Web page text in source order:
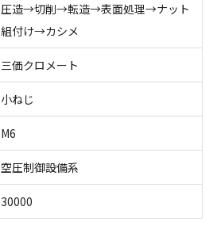
圧造→切削→転造→表面処理→ナット
組付け→カシメ
三価クロメート
小ねじ
M6
空圧制御設備系
30000